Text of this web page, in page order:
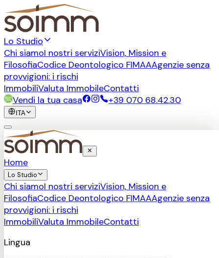
Lo Studio
Chi siamoI nostri serviziVision, Mission e
FilosofiaCodice Deontologico FIMAAAgenzie senza
provvigioni: i rischi
ImmobiliValuta ImmobileContatti
Vendi la tua casa
+39 070 68.42.30
ITA
Home
Lo Studio
Chi siamoI nostri serviziVision, Mission e
FilosofiaCodice Deontologico FIMAAAgenzie senza
provvigioni: i rischi
ImmobiliValuta ImmobileContatti
Lingua